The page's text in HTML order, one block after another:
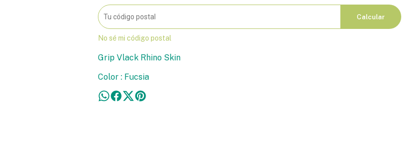
Calcular
No sé mi código postal
Grip Vlack Rhino Skin
Color : Fucsia